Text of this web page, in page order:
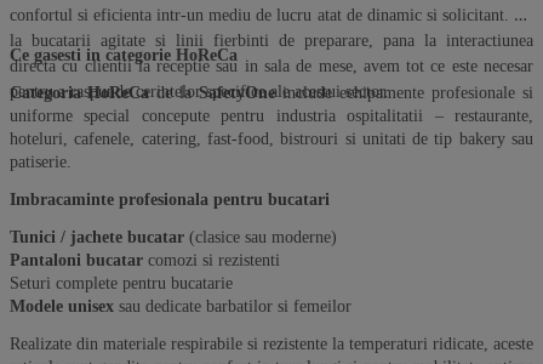
confortul si eficienta intr-un mediu de lucru atat de dinamic si solicitant. De
la bucatarii agitate si linii fierbinti de preparare, pana la interactiunea
directa cu clientii la receptie sau in sala de mese, avem tot ce este necesar
pentru a raspunde cerintelor specifice ale acestui sector.
Ce gasesti in categorie HoReCa
Categoria HoReCade laSafetyOneinclude echipamente profesionale si
uniforme special concepute pentru industria ospitalitatii – restaurante,
hoteluri, cafenele, catering, fast-food, bistrouri si unitati de tip bakery sau
patiserie.
Imbracaminte profesionala pentru bucatari
Tunici / jachete bucatar (clasice sau moderne)
Pantaloni bucatar comozi si rezistenti
Seturi complete pentru bucatarie
Modele unisex sau dedicate barbatilor si femeilor
Realizate din materiale respirabile si rezistente la temperaturi ridicate, aceste